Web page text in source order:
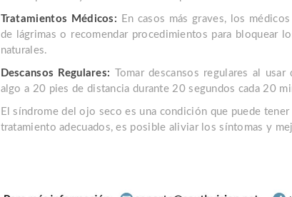
Tratamientos Médicos: En casos más graves, los
de lágrimas o recomendar procedimientos para bloquear
naturales.
Descansos Regulares: Tomar descansos regulares al
algo a 20 pies de distancia durante 20 segundos cada 20
El síndrome del ojo seco es una condición que puede
tratamiento adecuados, es posible aliviar los síntomas y